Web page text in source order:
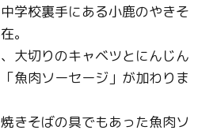
学校裏手にある小鹿のやきそ
。
大切りのキャベツとにんじん
魚肉ソーセージ」が加わりま
きそばの具でもあった魚肉ソ